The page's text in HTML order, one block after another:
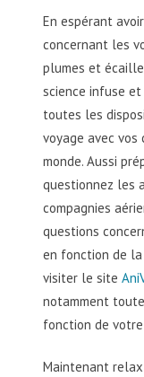
En espérant
concernant les
plumes et
science infuse
toutes les
voyage avec vos
monde. Aussi
questionnez les
compagnies
questions
en fonction de
visiter le site
notamment
fonction de
Maintenant